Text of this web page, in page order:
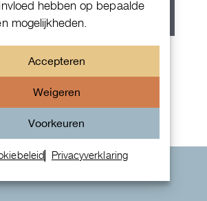
hebben op bepaalde
mogelijkheden.
Accepteren
Weigeren
Voorkeuren
Privacyverklaring
Annual Calendar
Chornograaf